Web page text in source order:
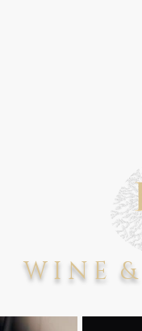
WINE &